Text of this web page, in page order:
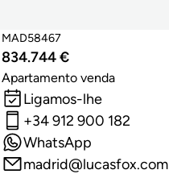
MAD58467
834.744 €
Apartamento venda
Ligamos-lhe
+34 912 900 182
WhatsApp
madrid@lucasfox.com